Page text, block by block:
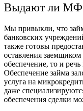
Выдают ли
Мы привыкли, что
банковских
также готовы
оставления заемщиком
обеспечение, то и
Обеспечение займа
услуга на
даже
обеспечения сделки